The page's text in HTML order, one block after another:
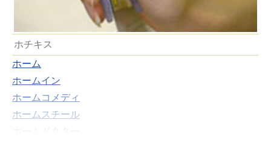
ホチキス
ホーム
ホームイン
ホームコメディ
ホームスチール
ホームドクター